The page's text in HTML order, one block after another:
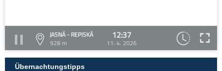
JASNÁ - REPISKÁ
928 m
12:37
11. 4. 2026
Übernachtungstipps